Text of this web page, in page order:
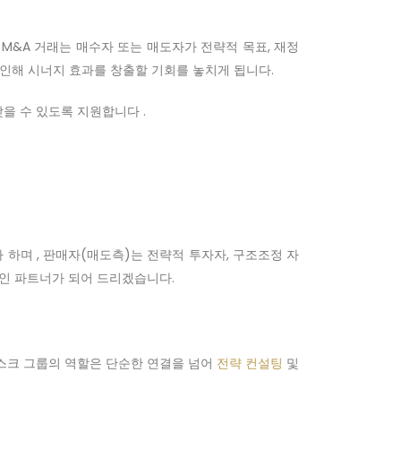
거래는 매수자 또는 매도자가 전략적 목표, 재정
해 시너지 효과를 창출할 기회를 놓치게 됩니다.
수 있도록 지원합니다 .
며 , 판매자(매도측)는 전략적 투자자, 구조조정 자
파트너가 되어 드리겠습니다.
그룹의 역할은 단순한 연결을 넘어 전략 컨설팅 및